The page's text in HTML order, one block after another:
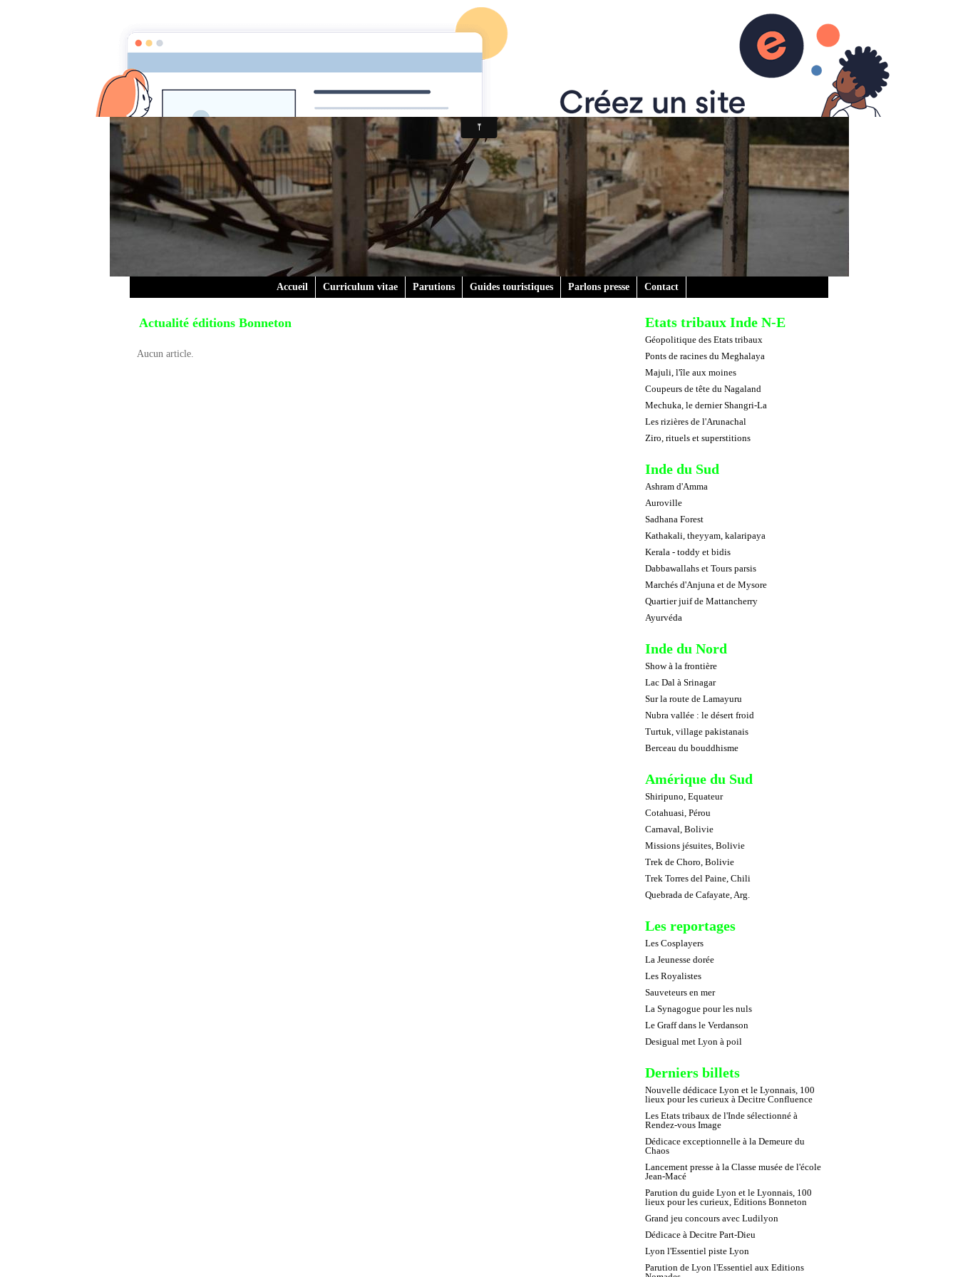
Accueil Curriculum vitae Parutions Guides touristiques Parlons presse Contact
Etats tribaux Inde N-E
Géopolitique des Etats tribaux
Ponts de racines du Meghalaya
Majuli, l'île aux moines
Coupeurs de tête du Nagaland
Mechuka, le dernier Shangri-La
Les rizières de l'Arunachal
Ziro, rituels et superstitions
Inde du Sud
Ashram d'Amma
Auroville
Sadhana Forest
Kathakali, theyyam, kalaripaya
Kerala - toddy et bidis
Dabbawallahs et Tours parsis
Marchés d'Anjuna et de Mysore
Quartier juif de Mattancherry
Ayurvéda
Inde du Nord
Show à la frontière
Lac Dal à Srinagar
Sur la route de Lamayuru
Nubra vallée : le désert froid
Turtuk, village pakistanais
Berceau du bouddhisme
Amérique du Sud
Shiripuno, Equateur
Cotahuasi, Pérou
Carnaval, Bolivie
Missions jésuites, Bolivie
Trek de Choro, Bolivie
Trek Torres del Paine, Chili
Quebrada de Cafayate, Arg.
Les reportages
Les Cosplayers
La Jeunesse dorée
Les Royalistes
Sauveteurs en mer
La Synagogue pour les nuls
Le Graff dans le Verdanson
Desigual met Lyon à poil
Derniers billets
Nouvelle dédicace Lyon et le Lyonnais, 100
lieux pour les curieux à Decitre Confluence
Les Etats tribaux de l'Inde sélectionné à
Rendez-vous Image
Dédicace exceptionnelle à la Demeure du
Chaos
Lancement presse à la Classe musée de l'école
Jean-Macé
Parution du guide Lyon et le Lyonnais, 100
lieux pour les curieux, Editions Bonneton
Grand jeu concours avec Ludilyon
Dédicace à Decitre Part-Dieu
Lyon l'Essentiel piste Lyon
Parution de Lyon l'Essentiel aux Editions
Actualité éditions Bonneton
Aucun article.